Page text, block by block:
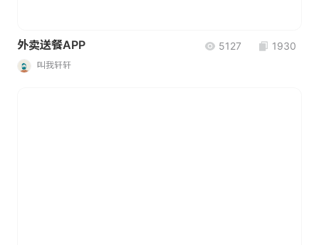
外卖送餐APP 5127 1930
叫我轩轩